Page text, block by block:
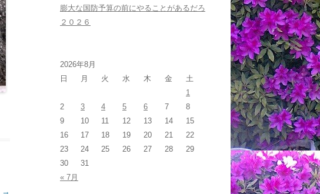
→
膨大な国防予算の前にやることがあるだろ
２０２６
2026年8月
日
月 火 水 木 金
土
1
2
3 4 5 6 7
8
9
10 11 12 13 14
15
16
17 18 19 20 21
22
23
24 25 26 27 28
29
30
31
« 7月